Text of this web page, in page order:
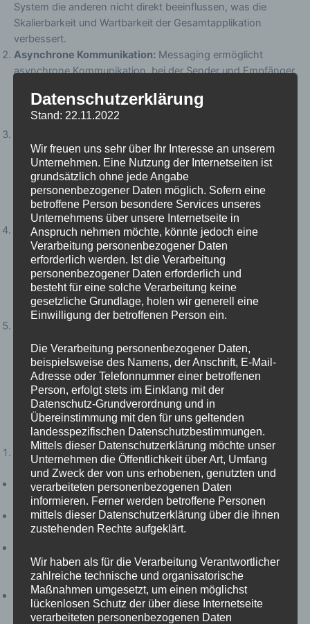
System die anderen nicht direkt beeinflussen, was die
Skalierbarkeit und Wartbarkeit der Gesamtapplikation
verbessert.
Asynchrone Kommunikation: Messaging ermöglicht
asynchrone Kommunikation, bei der Sender und Empfänger
besseren Leistung und Reaktionsfähigkeit, da Systeme
unabhängig voneinander agieren können.
bedeutet, dass sie mit zunehmender Last und Datenmenge
umgehen können. Durch die Verteilung von
Nachrichtenlasten können Entwickler sicherstellen, dass
ihre Anwendungen auch unter Last stabil und effizient
funktionieren.
Fehlerbehandlung und Wiederherstellung:Messaging-
Systeme bieten Mechanismen zur Fehlerbehandlung und
Wiederherstellung. Nachrichten, die aufgrund von
Netzwerkausfällen oder anderen Problemen nicht sofort
zugestellt werden können, können zwischengespeichert
und später erneut versendet werden.
Messaging ist die Möglichkeit, Nachrichten zu priorisieren.
Kritische Nachrichten können priorisiert und schneller
verarbeitet werden, während weniger wichtige Nachrichten
in einer Warteschlange stehen.
Vergleich der Produkte: ActiveMQ, JMS und Kafka:
ActiveMQ:
Typ:ActiveMQ ist ein Message-Broker, der das Java
Message Service (JMS)-API implementiert.
Einsatzgebiete:Häufig in Java-orientierten Anwendungen
eingesetzt.
Nachrichtenspeicherung, Nachrichtenfilterung und
integrierte Failover-Möglichkeiten.
Skalierbarkeit:Gut skalierbar, besonders für Java-
Anwendungen.
Datenschutzerklärung
Stand: 22.11.2022
Wir freuen uns sehr über Ihr Interesse an unserem
Unternehmen. Eine Nutzung der Internetseiten ist
grundsätzlich ohne jede Angabe
personenbezogener Daten möglich. Sofern eine
betroffene Person besondere Services unseres
Unternehmens über unsere Internetseite in
Anspruch nehmen möchte, könnte jedoch eine
Verarbeitung personenbezogener Daten
erforderlich werden. Ist die Verarbeitung
personenbezogener Daten erforderlich und
besteht für eine solche Verarbeitung keine
gesetzliche Grundlage, holen wir generell eine
Einwilligung der betroffenen Person ein.
Die Verarbeitung personenbezogener Daten,
beispielsweise des Namens, der Anschrift, E-Mail-
Adresse oder Telefonnummer einer betroffenen
Person, erfolgt stets im Einklang mit der
Datenschutz-Grundverordnung und in
Übereinstimmung mit den für uns geltenden
landesspezifischen Datenschutzbestimmungen.
Mittels dieser Datenschutzerklärung möchte unser
Unternehmen die Öffentlichkeit über Art, Umfang
und Zweck der von uns erhobenen, genutzten und
verarbeiteten personenbezogenen Daten
informieren. Ferner werden betroffene Personen
mittels dieser Datenschutzerklärung über die ihnen
zustehenden Rechte aufgeklärt.
Wir haben als für die Verarbeitung Verantwortlicher
zahlreiche technische und organisatorische
Maßnahmen umgesetzt, um einen möglichst
lückenlosen Schutz der über diese Internetseite
verarbeiteten personenbezogenen Daten